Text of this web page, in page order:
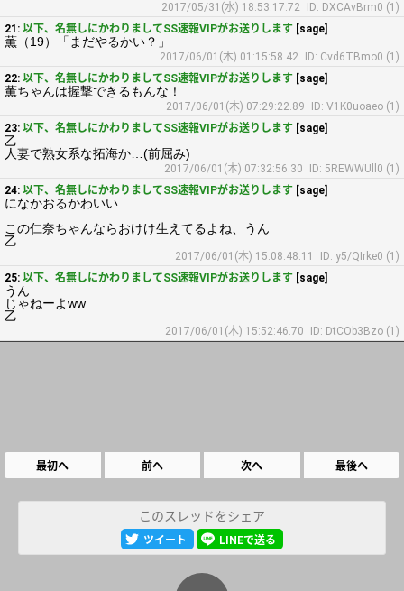
2017/05/31(水) 18:53:17.72
ID: DXCAvBrm0 (1)
21: 以下、名無しにかわりましてSS速報VIPがお送りします [sage]
薫（19）「まだやるかい？」
2017/06/01(木) 01:15:58.42
ID: Cvd6TBmo0 (1)
22: 以下、名無しにかわりましてSS速報VIPがお送りします [sage]
薫ちゃんは握撃できるもんな！
2017/06/01(木) 07:29:22.89
ID: V1K0uoaeo (1)
23: 以下、名無しにかわりましてSS速報VIPがお送りします [sage]
乙
人妻で熟女系な拓海か…(前屈み)
2017/06/01(木) 07:32:56.30
ID: 5REWWUll0 (1)
24: 以下、名無しにかわりましてSS速報VIPがお送りします [sage]
になかおるかわいい
この仁奈ちゃんならおけけ生えてるよね、うん
乙
2017/06/01(木) 15:08:48.11
ID: y5/QIrke0 (1)
25: 以下、名無しにかわりましてSS速報VIPがお送りします [sage]
うん
じゃねーよww
乙
2017/06/01(木) 15:52:46.70 ID: DtCOb3Bzo (1)
最初へ 前へ 次へ 最後へ
このスレッドをシェア
ツイート LINEで送る